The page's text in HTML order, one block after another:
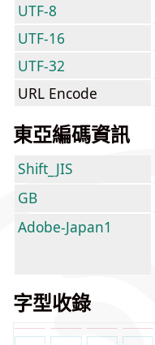
UTF-8
UTF-16
UTF-32
URL Encode
東亞編碼資訊
Shift_JIS
GB
Adobe-Japan1
字型收錄